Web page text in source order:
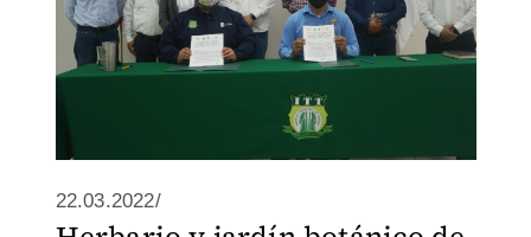
22.03.2022/